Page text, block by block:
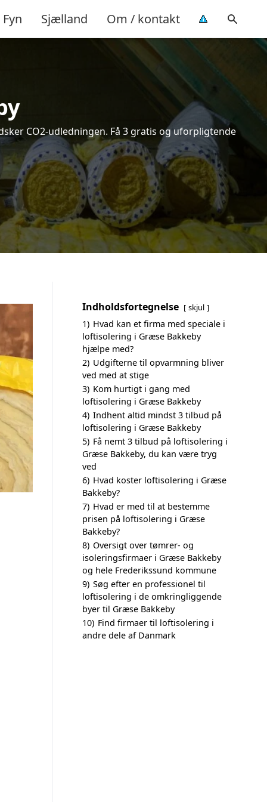
Fyn Sjælland Om / kontakt
CO2-udledningen. Få 3 gratis og uforpligtende
Indholdsfortegnelse skjul
1) Hvad kan et firma med speciale i
loftisolering i Græse Bakkeby
hjælpe med?
2) Udgifterne til opvarmning bliver
ved med at stige
3) Kom hurtigt i gang med
loftisolering i Græse Bakkeby
4) Indhent altid mindst 3 tilbud på
loftisolering i Græse Bakkeby
5) Få nemt 3 tilbud på loftisolering i
Græse Bakkeby, du kan være tryg
ved
6) Hvad koster loftisolering i Græse
Bakkeby?
7) Hvad er med til at bestemme
prisen på loftisolering i Græse
Bakkeby?
8) Oversigt over tømrer- og
isoleringsfirmaer i Græse Bakkeby
og hele Frederikssund kommune
9) Søg efter en professionel til
loftisolering i de omkringliggende
byer til Græse Bakkeby
10) Find firmaer til loftisolering i
andre dele af Danmark